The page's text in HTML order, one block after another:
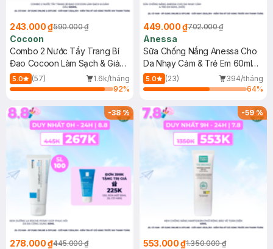
243.000 ₫590.000 ₫
Cocoon
Combo 2 Nước Tẩy Trang Bí
Đao Cocoon Làm Sạch & Giảm
Dầu 500ml
5.0 (57)
1.6k/tháng
92%
449.000 ₫702.000 ₫
Anessa
Sữa Chống Nắng Anessa Cho
Da Nhạy Cảm & Trẻ Em 60ml
(Mới)
5.0 (23)
394/tháng
64%
-38%
278.000 ₫445.000 ₫
-59%
553.000 ₫1.350.000 ₫